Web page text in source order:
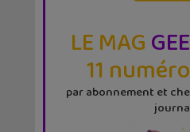
LE MAG
11
par abonnement et